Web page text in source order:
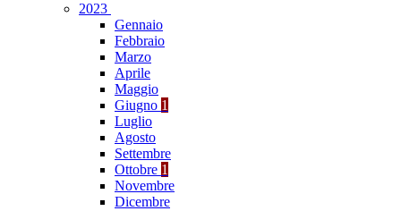
2023
Gennaio
Febbraio
Marzo
Aprile
Maggio
Giugno 1
Luglio
Agosto
Settembre
Ottobre 1
Novembre
Dicembre